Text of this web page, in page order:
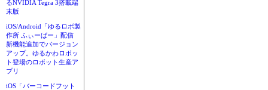
るNVIDIA Tegra 3搭載端
末版
iOS/Android「ゆるロボ製
作所 ふぃーばー」配信
新機能追加でバージョン
アップ。ゆるかわロボッ
ト登場のロボット生産ア
プリ
iOS「バーコードフット